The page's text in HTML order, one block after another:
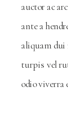
auctor ac
ante a
aliquam dui
turpis vel
odio viverra